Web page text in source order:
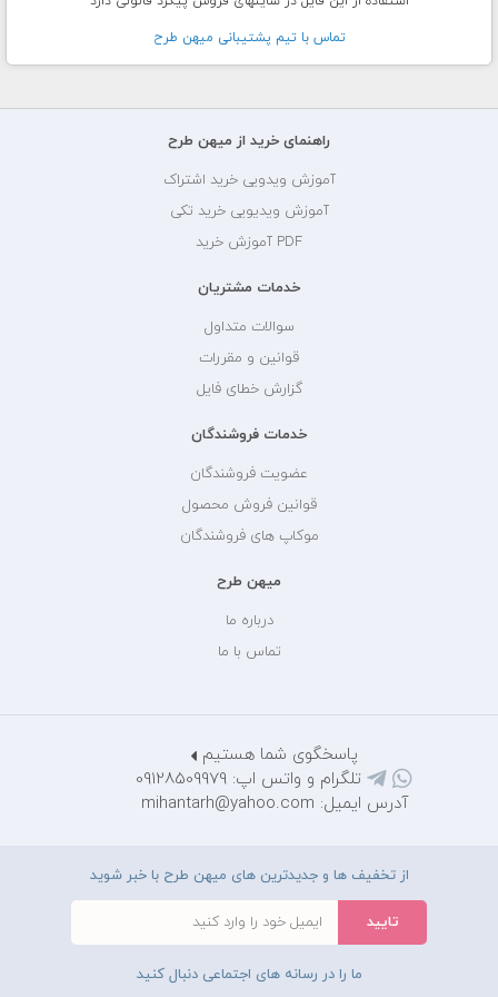
تماس با تيم پشتيبانی ميهن طرح
راهنمای خرید از میهن طرح
آموزش ویدویی خرید اشتراک
آموزش ویدیویی خرید تکی
PDF آموزش خرید
خدمات مشتریان
سوالات متداول
قوانین و مقررات
گزارش خطای فایل
خدمات فروشندگان
عضویت فروشندگان
قوانین فروش محصول
موکاپ های فروشندگان
میهن طرح
درباره ما
تماس با ما
پاسخگوی شما هستیم
تلگرام و واتس اپ: 09128509979
آدرس ایمیل: mihantarh@yahoo.com
از تخفیف ها و جدیدترین های میهن طرح با خبر شوید
ما را در رسانه های اجتماعی دنبال کنید